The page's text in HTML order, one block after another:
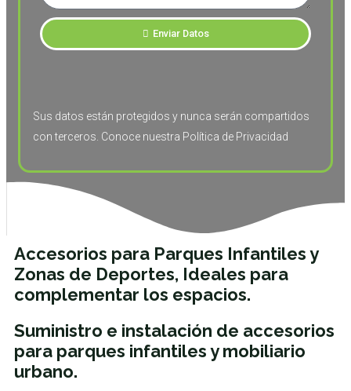
Enviar Datos
Sus datos están protegidos y nunca serán compartidos
con terceros. Conoce nuestra Política de Privacidad
Accesorios para Parques Infantiles y
Zonas de Deportes, Ideales para
complementar los espacios.
Suministro e instalación de accesorios
para parques infantiles y mobiliario
urbano.